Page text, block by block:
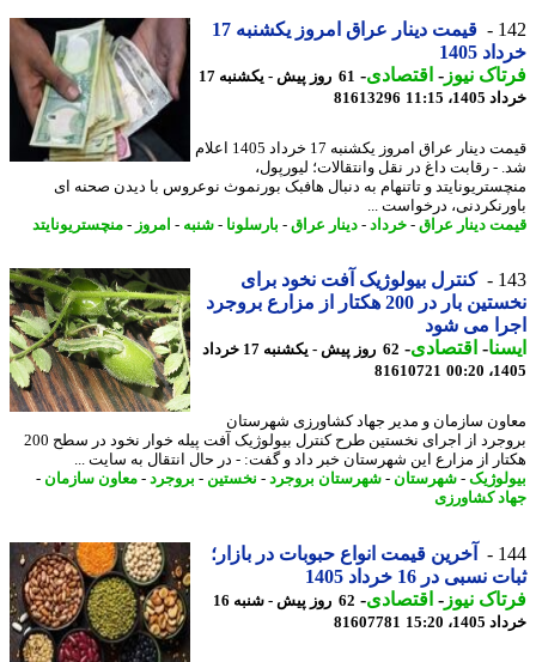
قیمت دینار عراق امروز یکشنبه 17
1405
نیوز-اقتصادی-
61 روز پیش - یکشنبه 17
11:15
81613296
قیمت دینار عراق امروز یکشنبه 17 خرداد 1405 اعلام
رقابت داغ در نقل وانتقالات؛ لیورپول،
و تاتنهام به دنبال هافبک بورنموث نوعروس با دیدن صحنه ای
درخواست ...
دینار عراق- خرداد-دینار عراق- بارسلونا-شنبه-امروز- منچستریونایتد
کنترل بیولوژیک آفت نخود برای
نخستین بار در 200 هکتار از مزارع بروجرد
می شود
-اقتصادی-
62 روز پیش - یکشنبه 17 خرداد
81610721
سازمان و مدیر جهاد کشاورزی شهرستان
بروجرد از اجرای نخستین طرح کنترل بیولوژیک آفت پیله خوار نخود در سطح 200
از مزارع این شهرستان خبر داد و گفت: - در ﺣﺎل اﻧﺘﻘﺎل ﺑﻪ ﺳﺎﯾﺖ ...
-شهرستان-شهرستان بروجرد-نخستین-بروجرد-معاون سازمان -
کشاورزی
آخرین قیمت انواع حبوبات در بازار؛
در 16 خرداد 1405
نیوز-اقتصادی-
62 روز پیش - شنبه 16
15:20
81607781